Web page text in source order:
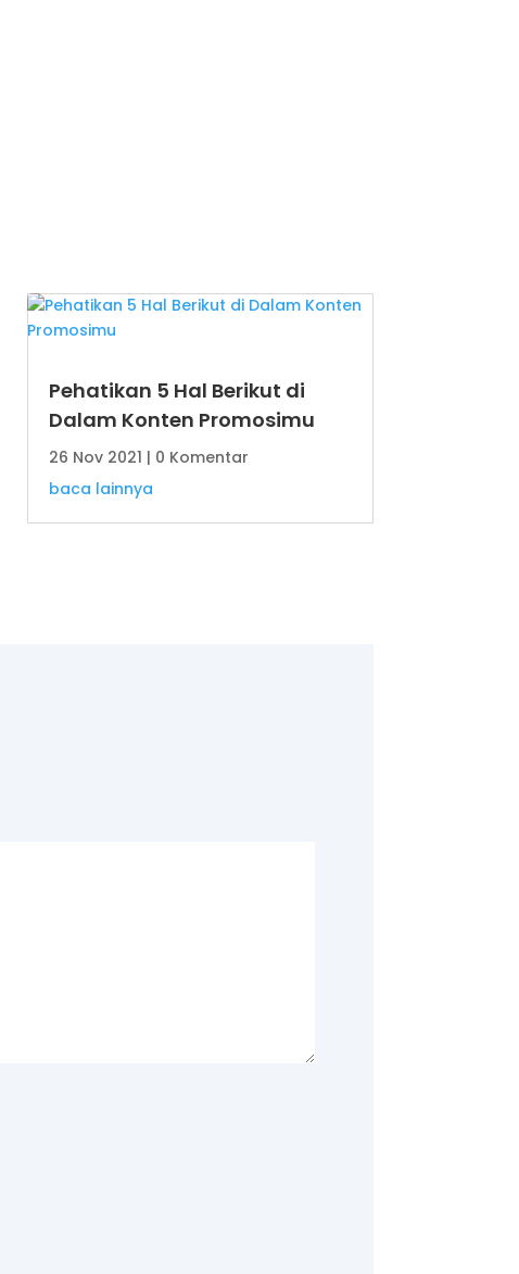
Pehatikan 5 Hal Berikut di
Dalam Konten Promosimu
26 Nov 2021 | 0 Komentar
baca lainnya